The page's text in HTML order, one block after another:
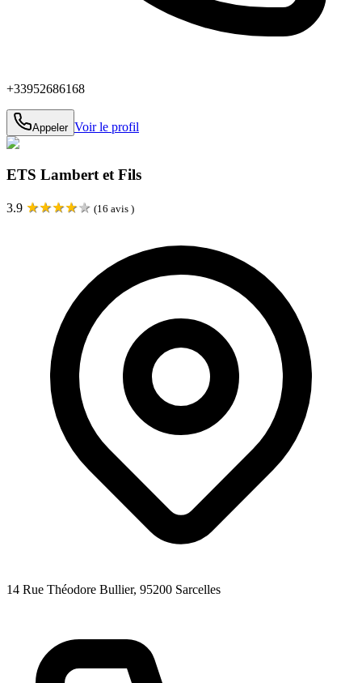
+33952686168
Appeler Voir le profil
ETS Lambert et Fils
3.9 ★★★★★ (16 avis )
14 Rue Théodore Bullier, 95200 Sarcelles